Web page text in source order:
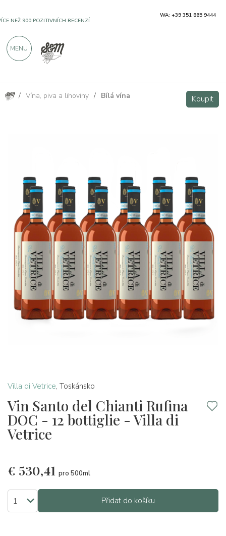
/ Vína, piva a lihoviny / Bílá vína Koupit
Villa di Vetrice, Toskánsko
Vin Santo del Chianti Rufina
DOC - 12 bottiglie - Villa di
Vetrice
€ 530,41 pro 500ml
Přidat do košíku
Koupit
NEŽ 900 POZITIVNÍCH RECENZÍ WA: +39 351 865 9444
MENU